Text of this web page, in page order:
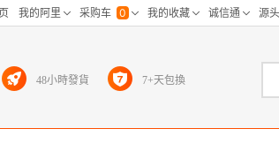
48小時發貨 7+天包換